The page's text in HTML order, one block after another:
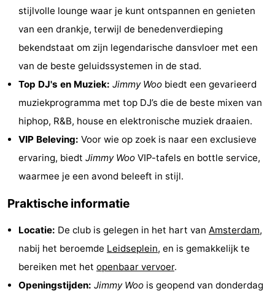
doen
Bezienswaardigheden
Monumenten
-
Kerken
Uitkijkpunten
Attracties
Rondvaarten
-
Experiences
Dorpen
Steden
Rondleidingen
Sporten
stijlvolle lounge waar je kunt ontspannen en genieten
van een drankje, terwijl de benedenverdieping
bekendstaat om zijn legendarische dansvloer met een
van de beste geluidssystemen in de stad.
Top DJ's en Muziek: Jimmy Woo biedt een gevarieerd
muziekprogramma met top DJ’s die de beste mixen van
hiphop, R&B, house en elektronische muziek draaien.
VIP Beleving: Voor wie op zoek is naar een exclusieve
ervaring, biedt Jimmy Woo VIP-tafels en bottle service,
waarmee je een avond beleeft in stijl.
Praktische informatie
Locatie: De club is gelegen in het hart van Amsterdam,
nabij het beroemde Leidseplein, en is gemakkelijk te
bereiken met het openbaar vervoer.
Openingstijden: Jimmy Woo is geopend van donderdag